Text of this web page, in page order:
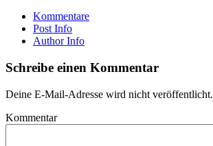
Kommentare
Post Info
Author Info
Schreibe einen Kommentar
Deine E-Mail-Adresse wird nicht veröffentlicht.
Kommentar